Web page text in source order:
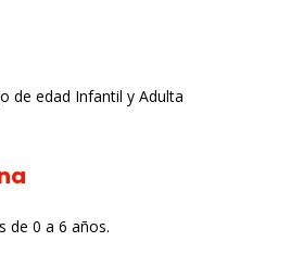
de edad Infantil y Adulta
de 0 a 6 años.